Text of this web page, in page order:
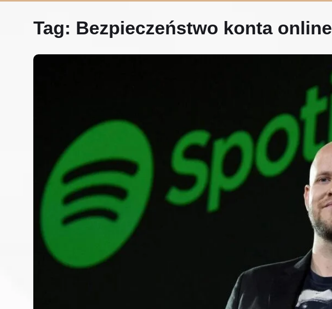
Tag: Bezpieczeństwo konta online